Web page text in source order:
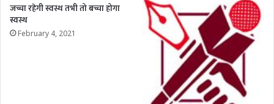
जच्चा रहेगी स्वस्थ तभी तो बच्चा होगा
स्वस्थ
February 4, 2021